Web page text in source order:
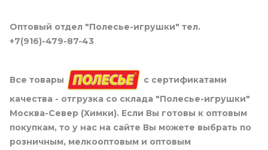
Оптовый отдел "Полесье-игрушки" тел.
+7(916)-479-87-43
Все товары
с сертификатами
качества - отгрузка со склада "Полесье-игрушки"
Москва-Север (Химки). Если Вы готовы к оптовым
покупкам, то у нас на сайте Вы можете выбрать по
розничным, мелкооптовым и оптовым